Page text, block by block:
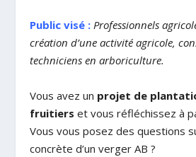
Public visé : Professionnels
création d’une activité agricole,
techniciens en arboriculture.
Vous avez un projet de
fruitiers et vous réfléchissez à
Vous vous posez des questions
concrète d’un verger AB ?